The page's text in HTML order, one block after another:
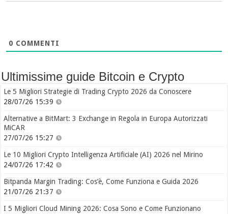
0 COMMENTI
Ultimissime guide Bitcoin e Crypto
Le 5 Migliori Strategie di Trading Crypto 2026 da Conoscere
28/07/26 15:39
Alternative a BitMart: 3 Exchange in Regola in Europa Autorizzati
MiCAR
27/07/26 15:27
Le 10 Migliori Crypto Intelligenza Artificiale (AI) 2026 nel Mirino
24/07/26 17:42
Bitpanda Margin Trading: Cos’è, Come Funziona e Guida 2026
21/07/26 21:37
I 5 Migliori Cloud Mining 2026: Cosa Sono e Come Funzionano